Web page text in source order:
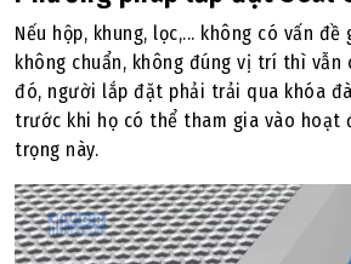
Nếu hộp, khung, lọc,... không có vấn
không chuẩn, không đúng vị trí thì vẫn
đó, người lắp đặt phải trải qua khóa
trước khi họ có thể tham gia vào hoạt
trọng này.